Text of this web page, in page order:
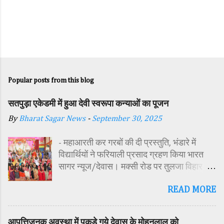
Popular posts from this blog
सतपुड़ा एकेडमी में हुआ देवी स्वरूपा कन्याओं का पूजन
ByBharat Sagar News - September 30, 2025
- महाआरती कर गरबों की दी प्रस्तुति, भंडारे में
विद्यार्थियों ने फरियाली प्रसाद ग्रहण किया भारत
सागर न्यूज/देवास। मक्सी रोड पर तुलजा विहार
पावन अवसर पर कन्या पूजन एवं गरबा महोत्सव का
परिसर में तोरण, रंगोली से आकर्षक साज-सज्जा की
READ MORE
आपत्तिजनक अवस्था में पकड़े गये देवास के मोहनलाल को